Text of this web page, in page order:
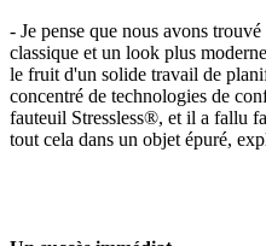
- Je pense que nous avons
classique et un look plus
le fruit d'un solide travail de
concentré de technologies de
fauteuil Stressless®, et il a fallu
tout cela dans un objet épuré,